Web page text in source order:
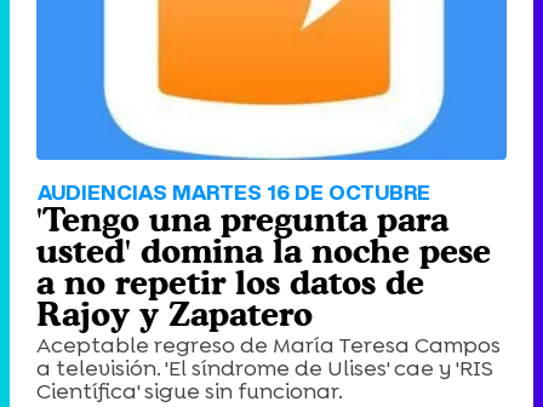
AUDIENCIAS MARTES 16 DE OCTUBRE
'Tengo una pregunta para
usted' domina la noche pese
a no repetir los datos de
Rajoy y Zapatero
Aceptable regreso de María Teresa Campos
a televisión. 'El síndrome de Ulises' cae y 'RIS
Científica' sigue sin funcionar.